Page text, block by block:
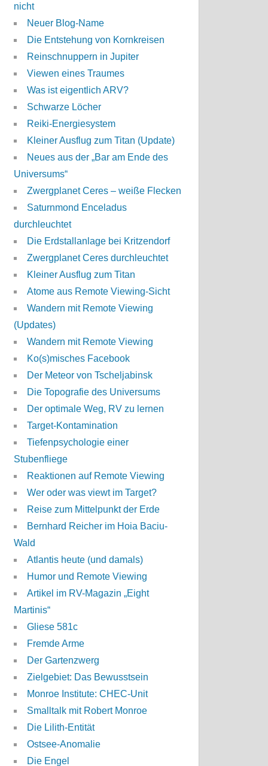
nicht
Neuer Blog-Name
Die Entstehung von Kornkreisen
Reinschnuppern in Jupiter
Viewen eines Traumes
Was ist eigentlich ARV?
Schwarze Löcher
Reiki-Energiesystem
Kleiner Ausflug zum Titan (Update)
Neues aus der „Bar am Ende des
Universums“
Zwergplanet Ceres – weiße Flecken
Saturnmond Enceladus
durchleuchtet
Die Erdstallanlage bei Kritzendorf
Zwergplanet Ceres durchleuchtet
Kleiner Ausflug zum Titan
Atome aus Remote Viewing-Sicht
Wandern mit Remote Viewing
(Updates)
Wandern mit Remote Viewing
Ko(s)misches Facebook
Der Meteor von Tscheljabinsk
Die Topografie des Universums
Der optimale Weg, RV zu lernen
Target-Kontamination
Tiefenpsychologie einer
Stubenfliege
Reaktionen auf Remote Viewing
Wer oder was viewt im Target?
Reise zum Mittelpunkt der Erde
Bernhard Reicher im Hoia Baciu-
Wald
Atlantis heute (und damals)
Humor und Remote Viewing
Artikel im RV-Magazin „Eight
Martinis“
Gliese 581c
Fremde Arme
Der Gartenzwerg
Zielgebiet: Das Bewusstsein
Monroe Institute: CHEC-Unit
Smalltalk mit Robert Monroe
Die Lilith-Entität
Ostsee-Anomalie
Die Engel